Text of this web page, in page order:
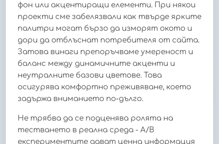
фон или акцентиращи елементи. При някои
проекти сме забелязвали как твърде ярките
палитри могат бързо да изморят окото и
дори да отблъснат потребителя от сайта.
Затова винаги препоръчваме умереност и
баланс между динамичните акценти и
неутралните базови цветове. Това
осигурява комфортно преживяване, което
задържа вниманието по-дълго.
Не трябва да се подценява ролята на
тестването в реална среда - A/B
експериментите дават ценна информация